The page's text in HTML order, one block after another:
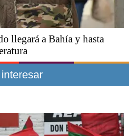
llegará a Bahía y hasta